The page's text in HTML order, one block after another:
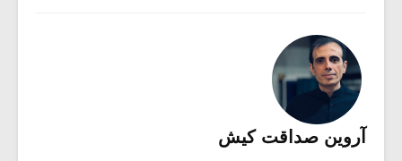
آروین صداقت کیش